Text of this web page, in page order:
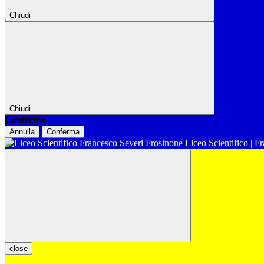
Chiudi
Chiudi
Conferma
Annulla Conferma
Liceo Scientifico |
close